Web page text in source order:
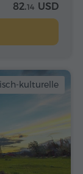
82.14 USD
kulturelle